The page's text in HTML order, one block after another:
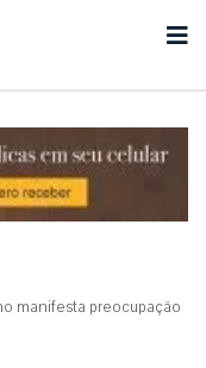
manifesta preocupação